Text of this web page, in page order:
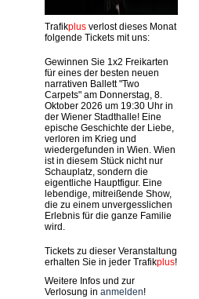
Trafikplusverlost dieses Monat
folgende Tickets mit uns:
Gewinnen Sie 1x2 Freikarten
für eines der besten neuen
narrativen Ballett "Two
Carpets" am Donnerstag, 8.
Oktober 2026 um 19:30 Uhr in
der Wiener Stadthalle! Eine
epische Geschichte der Liebe,
verloren im Krieg und
wiedergefunden in Wien. Wien
ist in diesem Stück nicht nur
Schauplatz, sondern die
eigentliche Hauptfigur. Eine
lebendige, mitreißende Show,
die zu einem unvergesslichen
Erlebnis für die ganze Familie
wird.
Tickets zu dieser Veranstaltung
erhalten Sie in jeder Trafikplus!
Weitere Infos und zur
Verlosung in anmelden!